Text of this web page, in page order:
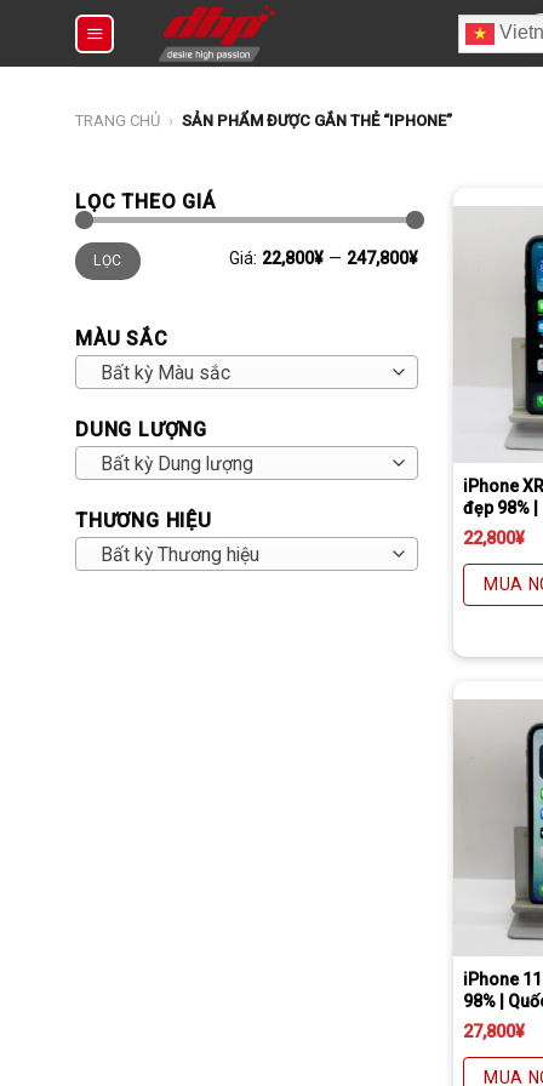
nội
TRANG CHỦ › SẢN PHẨM ĐƯỢC GẮN THẺ “IPHONE”
LỌC THEO GIÁ
Giá
tối
thiểu
Giá
tối
đa
LỌC Giá: 22,800¥— 247,800¥
MÀU SẮC
Bất kỳ Màu sắc
DUNG LƯỢNG
Bất kỳ Dung lượng
THƯƠNG HIỆU
Bất kỳ Thương hiệu
iPhone
đẹp 98% |
22,800¥
MUA
iPhone
98% |
27,800¥
MUA